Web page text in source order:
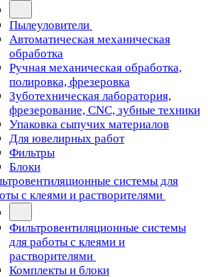
Пылеуловители
Автоматическая механическая
обработка
Ручная механическая обработка,
полировка, фрезеровка
Зуботехническая лаборатория,
фрезерование, CNC, зубные техники
Упаковка сыпучих материалов
Для ювелирных работ
Фильтры
Блоки
системы для
с клеями и растворителями
Фильтровентиляционные системы
для работы с клеями и
растворителями
Комплекты и блоки